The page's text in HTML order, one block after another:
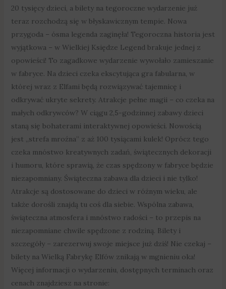
20 tysięcy dzieci, a bilety na tegoroczne wydarzenie już
teraz rozchodzą się w błyskawicznym tempie. Nowa
przygoda – ósma legenda zaginęła! Tegoroczna historia jest
wyjątkowa – w Wielkiej Księdze Legend brakuje jednej z
opowieści! To zagadkowe wydarzenie wywołało zamieszanie
w fabryce. Na dzieci czeka ekscytująca gra fabularna, w
której wraz z Elfami będą rozwiązywać tajemnicę i
odkrywać ukryte sekrety. Atrakcje pełne magii – co czeka na
małych odkrywców? W ciągu 2,5-godzinnej zabawy dzieci
staną się bohaterami interaktywnej opowieści. Nowością
jest „strefa mroźna” z aż 100 tysiącami kulek! Oprócz tego
czeka mnóstwo kreatywnych zadań, świątecznych dekoracji
i humoru, które sprawią, że czas spędzony w fabryce będzie
niezapomniany. Świąteczna zabawa dla dzieci i nie tylko!
Atrakcje są dostosowane do dzieci w różnym wieku, ale
także dorośli znajdą tu coś dla siebie. Wspólna zabawa,
świąteczna atmosfera i mnóstwo radości – to przepis na
niezapomniane chwile spędzone z rodziną. Bilety i
szczegóły – zarezerwuj swoje miejsce już dziś! Nie czekaj –
bilety na Wielką Fabrykę Elfów znikają w mgnieniu oka!
Więcej informacji o wydarzeniu, dostępnych terminach oraz
cenach znajdziesz na stronie: